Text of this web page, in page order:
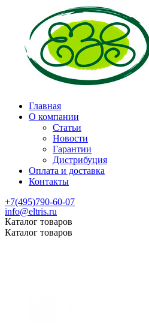
Главная
О компании
Статьи
Новости
Гарантии
Дистрибуция
Оплата и доставка
Контакты
+7(495)790-60-07
info@eltris.ru
Каталог товаров
Каталог товаров